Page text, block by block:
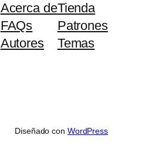
Acerca de
FAQs
Autores
Tienda
Patrones
Temas
Diseñado con WordPress